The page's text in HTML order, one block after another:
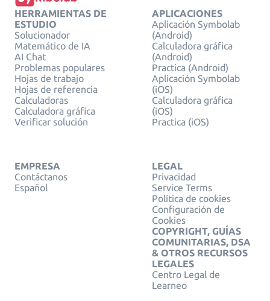
HERRAMIENTAS DE
ESTUDIO
Solucionador
Matemático de IA
AI Chat
Problemas populares
Hojas de trabajo
Hojas de referencia
Calculadoras
Calculadora gráfica
Verificar solución
APLICACIONES
Aplicación Symbolab
(Android)
Calculadora gráfica
(Android)
Practica (Android)
Aplicación Symbolab
(iOS)
Calculadora gráfica
(iOS)
Practica (iOS)
EMPRESA
Contáctanos
Español
LEGAL
Privacidad
Service Terms
Política de cookies
Configuración de
Cookies
COPYRIGHT, GUÍAS
COMUNITARIAS, DSA
& OTROS RECURSOS
LEGALES
Centro Legal de
Learneo